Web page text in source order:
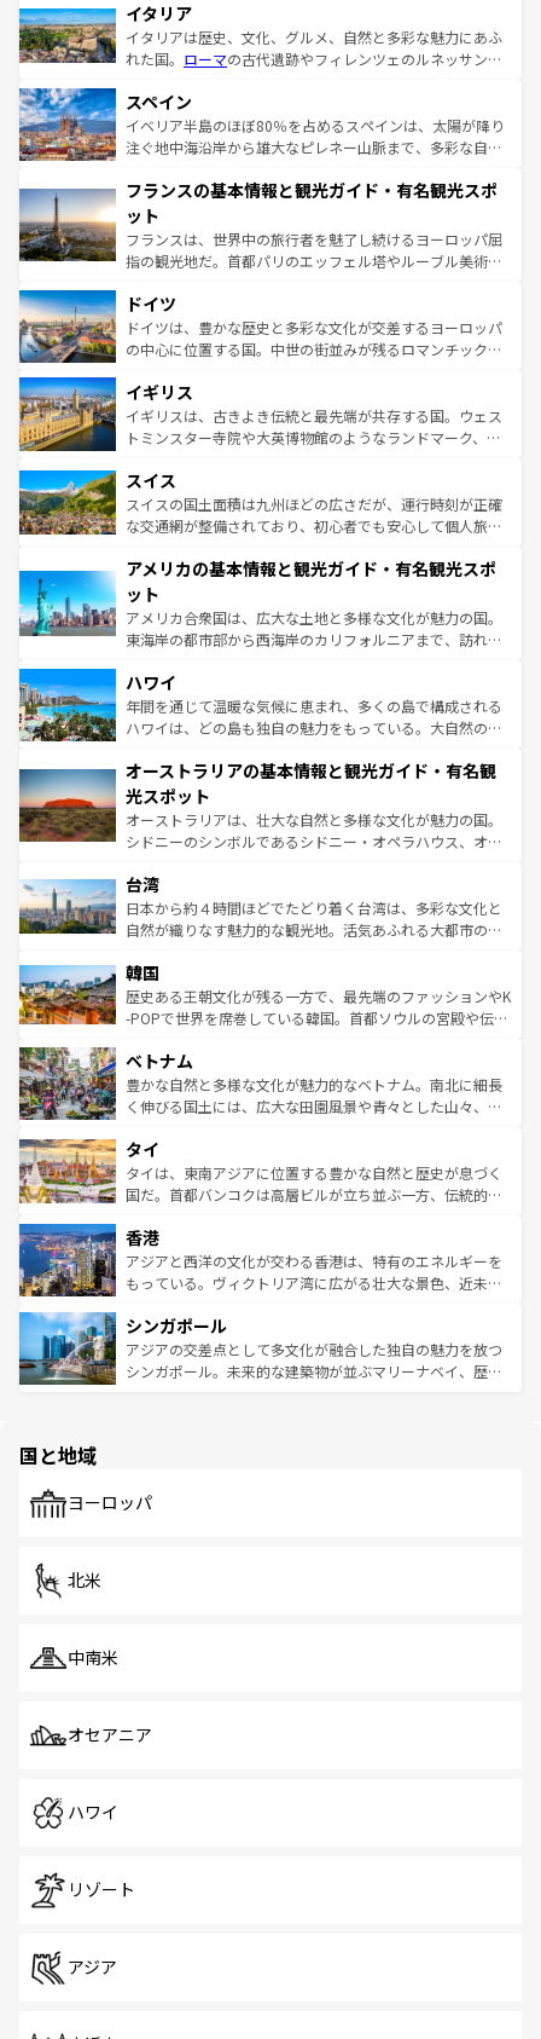
イタリア
イタリアは歴史、文化、グルメ、自然と多彩な魅力にあふ
れた国。 ローマの古代遺跡やフィレンツェのルネッサンス
ろん、トスカーナの美しい田園風景やアマルフィ海岸の絶
景など、自然景観も見逃せない。観光の合間には、本場の
ピザやパスタなど、絶品のイタリア料理を堪能することも
ませてくれるイタリアで、忘れられない旅をしてみよう！
なお、新着のイタリア情報は
しい。
スペイン
イベリア半島のほぼ80％を占めるスペインは、太陽が降り
注ぐ地中海沿岸から雄大なピレネー山脈まで、多彩な自然
文化が根付くこの国では、情熱的なフラメンコ、熱気あふ
れる闘牛、そして美味しいタパスが生活の一部となってい
る。首都マドリードの洗練された雰囲気や、バルセロナの
アートに溢れた街角から、地方では古代ローマ遺跡や中世
せる。地方によって風土や気候が異なるスペインはその個
性で訪れる人を魅了する。 なお、新着のスペイン情報は コ
ンテンツ一覧を参照してほしい。
フランスの基本情報と観光ガイド・有名観光スポ
ット
フランスは、世界中の旅行者を魅了し続けるヨーロッパ屈
指の観光地だ。首都パリのエッフェル塔やルーブル美術館
で、幅広い魅力が詰まっている。華麗な宮殿、歴史的な大
聖堂、美しいビーチ、そして豊かな自然が、訪れる者を心
から魅了する。また、フランスは美食の国としても知ら
いる。シャンパンの発祥地であるランス、プロヴァンスの
香り高いラベンダー畑など、多彩な楽しみ方が可能だ。さ
らに、パリ以外の地域にも魅力が溢れており、どの街角に
れる地方に足を運ぶとそれぞれで全く異なる文化を体験で
きるだろう。 なお、新着のフランス情報はコンテンツ一覧
を参照してほしい。
ドイツ
ドイツは、豊かな歴史と多彩な文化が交差するヨーロッパ
の中心に位置する国。中世の街並みが残るロマンチック街
顔を持つこの国は、どこを歩いても飽きることがない。ベ
ルリンの文化的活気、バイエルン州のアルプスの絶景、そ
してライン川沿いのワイン畑といった風景は必見。ビール
は、お酒好きな人にはぜひ体験してほしい。 なお、新着の
ドイツ情報はコンテンツ一覧を参照してほしい。
イギリス
イギリスは、古きよき伝統と最先端が共存する国。ウェス
トミンスター寺院や大英博物館のようなランドマーク、歴
リアごとに異なる魅力がある。また、優雅なアフタヌーン
ティー、ビール好きにはたまらない英国パブ、サッカー観
戦など、本場だからこそできる体験も豊富。イギリスを旅
ンツ一覧を参照してほしい。
スイス
スイスの国土面積は九州ほどの広さだが、運行時刻が正確
な交通網が整備されており、初心者でも安心して個人旅行
の建物がそのまま残る町や、スイスならではのユニークな
博物館もあり、アルプス観光だけでなく町歩きも満喫する
ことができる。国民の所得が高いため物価も高いが、旅行
者向けの交通パス提供のサービスもあり、うまく活用すれ
着のスイス情報は
アメリカの基本情報と観光ガイド・有名観光スポ
ット
アメリカ合衆国は、広大な土地と多様な文化が魅力の国。
東海岸の都市部から西海岸のカリフォルニアまで、訪れる
のような巨大都市は、観光、ショッピング、エンターテイ
ンメントが詰まった刺激的なスポットだ。一方、アメリカ
西部には大自然が広がり、グランドキャニオンやイエロー
部のニューオーリンズでは、音楽と美食が融合した独特の
文化が魅力。旅行者はアメリカの各地域で異なる魅力を楽
しみながら、その多様性と豊かな歴史を感じることができ
るだろう。車でのロードトリップや列車の旅も、アメリカ
情報は
ハワイ
年間を通じて温暖な気候に恵まれ、多くの島で構成される
ハワイは、どの島も独自の魅力をもっている。大自然の神
ワイ島は見逃せない。また、定番の観光地といえばオアフ
島だが、静かな自然を求めるならマウイ島やカウアイ島が
おすすめ。エメラルドグリーンに輝く海をはじめ、豊かな
文化や歴史が息づいている。「アロハスピリット」と呼ば
人々、おいしいローカルフードやハワイアンミュージッ
ク、伝統的なフラダンスなど、すべてがハワイの魅力を彩
っている。訪れるたびに新しい発見と感動が待っているハ
はコンテンツ一覧
オーストラリアの基本情報と観光ガイド・有名観
光スポット
オーストラリアは、壮大な自然と多様な文化が魅力の国。
シドニーのシンボルであるシドニー・オペラハウス、オー
リアリーフや大陸中央部にそびえるウルル（エアーズロッ
ク）、タスマニアの美しい原生林やケアンズの熱帯雨林な
ど、見どころがたくさん。また、カフェやワイン、オージ
いる。アクティビティも充実しており、サーフィンやダイ
ビング、ハイキングなど、アウトドア好きにはたまらな
い。オーストラリアの多彩な魅力を存分に味わいつくそ
参照してほしい。
台湾
日本から約４時間ほどでたどり着く台湾は、多彩な文化と
自然が織りなす魅力的な観光地。活気あふれる大都市の台
ン）、静ひつな山岳地帯である台湾東部など、都市の喧騒
と山間の静けさが共存しており、訪れる人に新しい発見と
驚きをもたらしてくれる。また、奥深い台湾の食文化も魅
容にもいいと評判のスイーツなど、バラエティ豊かな料理
が味わえる。 なお、新着の台湾情報は コンテンツ一覧を参
照してほしい。
韓国
歴史ある王朝文化が残る一方で、最先端のファッションやK
-POPで世界を席巻している韓国。首都ソウルの宮殿や伝統
き、地方に足を延ばせば四季折々の自然美を楽しむことが
できる。そして、キムチや焼肉、絶品のストリートフード
まで、さまざまな韓国料理が待っている。夜には、韓国な
リティに包まれながら、韓国の多彩な魅力を心ゆくまで味
わってみてほしい。 なお、新着の韓国情報はコンテンツ一
覧を参照してほしい。
ベトナム
豊かな自然と多様な文化が魅力的なベトナム。南北に細長
く伸びる国土には、広大な田園風景や青々とした山々、世
急速な発展と共に伝統が息づく。ハノイの古い町並みやホ
ーチミン市のフランス統治時代の建物も、独特の雰囲気を
醸し出している。また、バラエティの豊かさとおいしさで
とつ。フォーやバインミー、ベトナムコーヒーなどは、ぜ
ひ現地で味わいたい。どの地域を訪れてもあたたかい人々
が旅行者を迎えてくれるので、きっと忘れられない旅にな
参照してほしい。
タイ
タイは、東南アジアに位置する豊かな自然と歴史が息づく
国だ。首都バンコクは高層ビルが立ち並ぶ一方、伝統的な
の活気が交差している。北部ではチェンマイなどの山岳地
帯で自然と触れ合い、南部ではプーケットやクラビの美し
いビーチでリゾート気分を楽しむことができる。タイ料理
激する。気候は一年中温暖で、どの季節にも異なる楽しみ
が待っている。親しみやすいタイの人々、仏教を中心とし
た文化、そして多様な観光資源が、訪れる旅人を魅了し続
香港
アジアと西洋の文化が交わる香港は、特有のエネルギーを
もっている。ヴィクトリア湾に広がる壮大な景色、近未来
み、どこを訪れても感動するはず。観光スポットが密集し
ており、効率よく見どころを回れるのも魅力。息をのむよ
うな絶景から文化的な体験まで、香港を存分に楽しみ尽く
シンガポール
アジアの交差点として多文化が融合した独自の魅力を放つ
シンガポール。未来的な建築物が並ぶマリーナベイ、歴史
で、ホーカーズは地元の風情を楽しめる外せないスポット
国と地域
ヨーロッパ
北米
中南米
オセアニア
ハワイ
リゾート
アジア